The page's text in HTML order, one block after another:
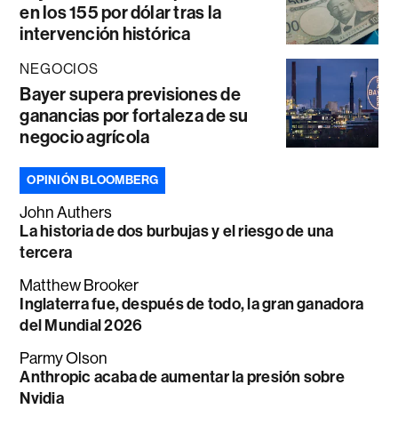
en los 155 por dólar tras la
intervención histórica
NEGOCIOS
Bayer supera previsiones de
ganancias por fortaleza de su
negocio agrícola
OPINIÓN BLOOMBERG
John Authers
La historia de dos burbujas y el riesgo de una
tercera
Matthew Brooker
Inglaterra fue, después de todo, la gran ganadora
del Mundial 2026
Parmy Olson
Anthropic acaba de aumentar la presión sobre
Nvidia